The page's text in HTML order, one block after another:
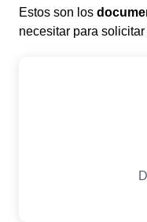
Estos son los
necesitar para